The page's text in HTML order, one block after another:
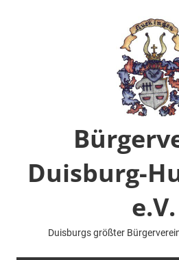
Duisburg-
e.V.
Duisburgs größter